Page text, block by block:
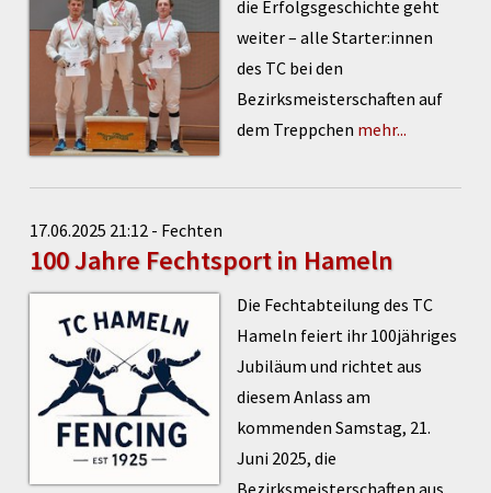
die Erfolgsgeschichte geht
weiter – alle Starter:innen
des TC bei den
Bezirksmeisterschaften auf
dem Treppchen mehr...
17.06.2025 21:12 - Fechten
100 Jahre Fechtsport in Hameln
Die Fechtabteilung des TC
Hameln feiert ihr 100jähriges
Jubiläum und richtet aus
diesem Anlass am
kommenden Samstag, 21.
Juni 2025, die
Bezirksmeisterschaften aus